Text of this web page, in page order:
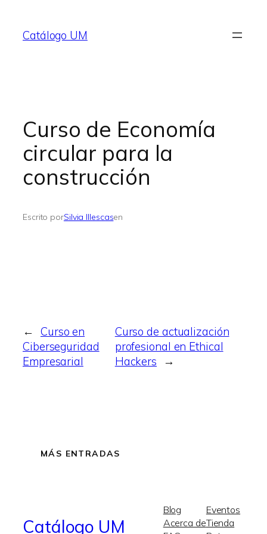
contenido
Catálogo UM
Curso de Economía
circular para la
construcción
Escrito porSilvia Illescasen
← Curso en
Ciberseguridad
Empresarial
Curso de actualización
profesional en Ethical
Hackers
→
MÁS ENTRADAS
Catálogo UM
Blog
Acerca de
Eventos
Tienda